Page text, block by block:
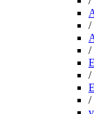
/
/
/
/